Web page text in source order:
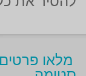
מלאו